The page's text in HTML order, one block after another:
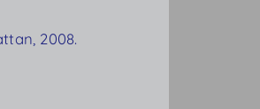
2008.